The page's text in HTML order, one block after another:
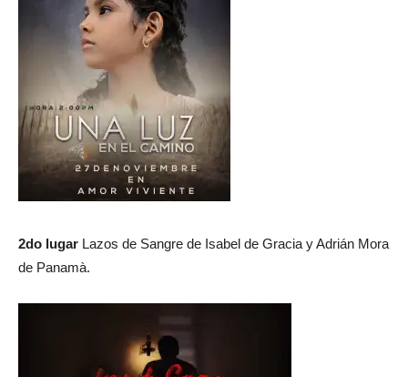
2do lugar Lazos de Sangre de Isabel de Gracia y Adrián Mora
de Panamà.